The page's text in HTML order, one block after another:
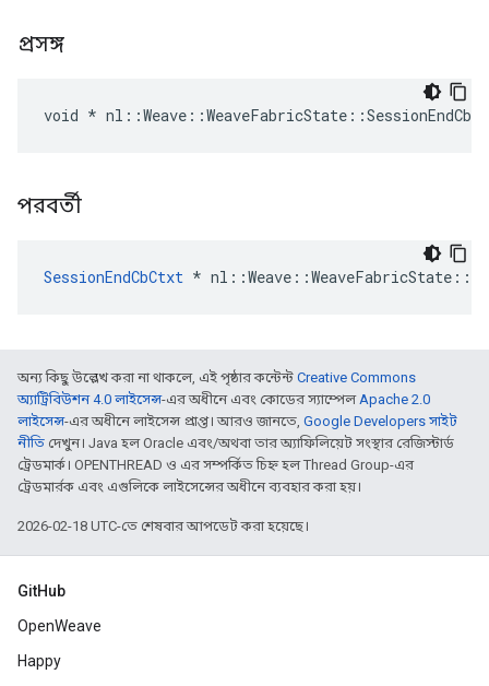
প্রসঙ্গ
void *
পরবর্তী
SessionEndCbCtxt *
অন্য কিছু উল্লেখ করা না থাকলে, এই পৃষ্ঠার কন্টেন্ট Creative Commons
অ্যাট্রিবিউশন 4.0 লাইসেন্স-এর অধীনে এবং কোডের স্যাম্পেলApache 2.0
লাইসেন্স-এর অধীনে লাইসেন্স প্রাপ্ত। আরও জানতে, Google Developers সাইট
নীতি দেখুন। Java হল Oracle এবং/অথবা তার অ্যাফিলিয়েট সংস্থার রেজিস্টার্ড
ট্রেডমার্ক। OPENTHREAD ও এর সম্পর্কিত চিহ্ন হল Thread Group-এর
ট্রেডমার্রক এবং এগুলিকে লাইসেন্সের অধীনে ব্যবহার করা হয়।
2026-02-18 UTC-তে শেষবার আপডেট করা হয়েছে।
GitHub
OpenWeave
Happy